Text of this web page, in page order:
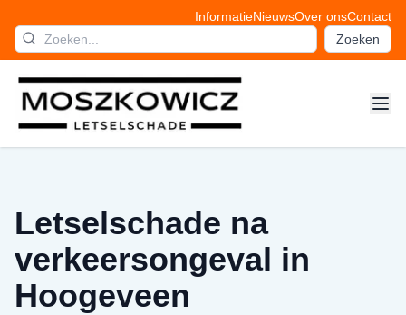
InformatieNieuwsOver onsContact
Zoeken
Letselschade na
verkeersongeval in
Hoogeveen